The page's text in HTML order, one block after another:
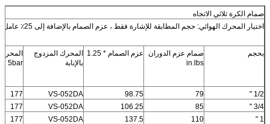
صمام الكرة ثلاثي الاتجاه
اختيار المحرك الهوائي: حجم المطابقة للإشارة فقط ، عزم الصمام بالإضافة إلى 25٪ عامل أمان
بحجم
صمام عزم الدوران
in.lbs
عزم الصمام * 1.25
المحرك المزدوج
بالإنابة
5bar
1/2 "
79
98.75
VS-052DA
177
3/4 "
85
106.25
VS-052DA
177
1 "
110
137.5
VS-052DA
177